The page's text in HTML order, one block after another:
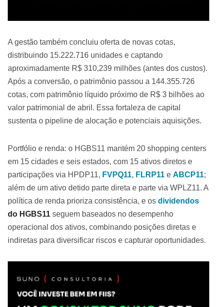
A gestão também concluiu oferta de novas cotas,
distribuindo 15.222.716 unidades e captando
aproximadamente R$ 310,239 milhões (antes dos custos).
Após a conversão, o patrimônio passou a 144.355.726
cotas, com patrimônio líquido próximo de R$ 3 bilhões ao
valor patrimonial de abril. Essa fortaleza de capital
sustenta o pipeline de alocação e potenciais aquisições.
Portfólio e renda: o HGBS11 mantém 20 shopping centers
em 15 cidades e seis estados, com 15 ativos diretos e
participações via HPDP11, FVPQ11, FLRP11 e ABCP11;
além de um ativo detido parte direta e parte via WPLZ11. A
política de renda prioriza consistência, e os dividendos
do HGBS11 seguem baseados no desempenho
operacional dos ativos, combinando posições diretas e
indiretas para diversificar riscos e capturar oportunidades.